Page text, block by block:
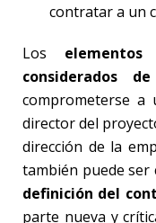
contratar a un
Los
considerados
comprometerse a
director del
dirección de la
también puede ser
definición del
parte nueva y